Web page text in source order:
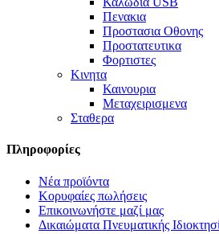
Πενακια
Προστασια Οθονης
Προστατευτικα
Φορτιστες
Κινητα
Καινουρια
Μεταχειρισμενα
Σταθερα
Πληροφορίες
Νέα προϊόντα
Κορυφαίες πωλήσεις
Επικοινωνήστε μαζί μας
Δικαιώματα Πνευματικής